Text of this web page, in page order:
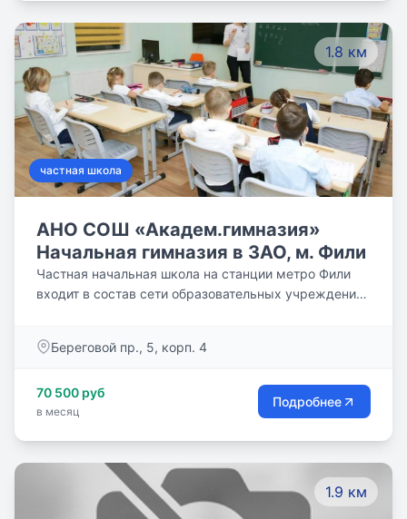
1.8 км
частная школа
АНО СОШ «Академ.гимназия»
Начальная гимназия в ЗАО, м. Фили
Частная начальная школа на станции метро Фили
входит в состав сети образовательных учреждений
«Фили Град». Недалеко от делового центра
Береговой пр., 5, корп. 4
70 500 руб
в месяц
Подробнее
1.9 км